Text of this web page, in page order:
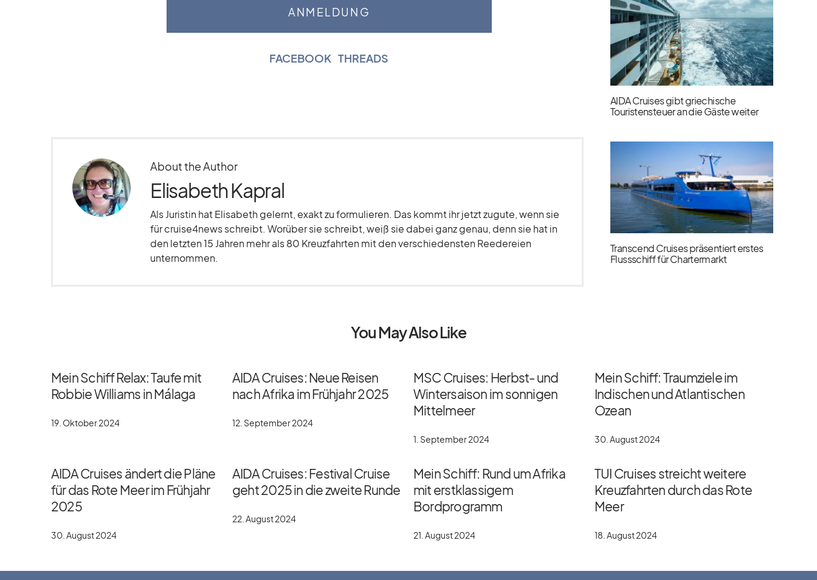
FACEBOOK |THREADS
About the Author
Elisabeth Kapral
Als Juristin hat Elisabeth gelernt, exakt zu formulieren. Das kommt ihr jetzt zugute, wenn sie
für cruise4news schreibt. Worüber sie schreibt, weiß sie dabei ganz genau, denn sie hat in
den letzten 15 Jahren mehr als 80 Kreuzfahrten mit den verschiedensten Reedereien
unternommen.
AIDA Cruises gibt griechische
Touristensteuer an die Gäste weiter
Transcend Cruises präsentiert erstes
Flussschiff für Chartermarkt
You May Also Like
Mein Schiff Relax: Taufe mit
Robbie Williams in Málaga
19. Oktober 2024
AIDA Cruises: Neue Reisen
nach Afrika im Frühjahr 2025
12. September 2024
MSC Cruises: Herbst- und
Wintersaison im sonnigen
Mittelmeer
1. September 2024
Mein Schiff: Traumziele im
Indischen und Atlantischen
Ozean
30. August 2024
AIDA Cruises ändert die Pläne
für das Rote Meer im Frühjahr
2025
30. August 2024
AIDA Cruises: Festival Cruise
geht 2025 in die zweite Runde
22. August 2024
Mein Schiff: Rund um Afrika
mit erstklassigem
Bordprogramm
21. August 2024
TUI Cruises streicht weitere
Kreuzfahrten durch das Rote
Meer
18. August 2024